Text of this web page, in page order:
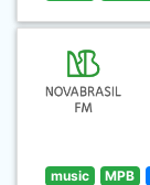
music MPB